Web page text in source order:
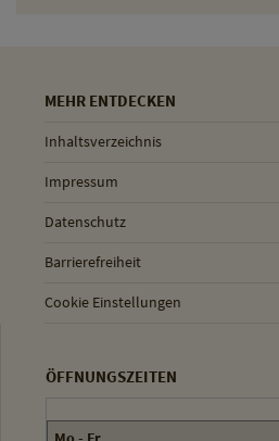
MEHR ENTDECKEN
Inhaltsverzeichnis
Impressum
Datenschutz
Barrierefreiheit
Cookie Einstellungen
ÖFFNUNGSZEITEN